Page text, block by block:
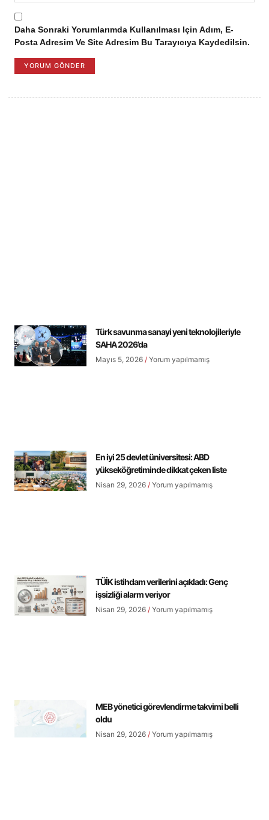
Daha Sonraki Yorumlarımda Kullanılması Için Adım, E-
Posta Adresim Ve Site Adresim Bu Tarayıcıya Kaydedilsin.
Türk savunma sanayi yeni teknolojileriyle
SAHA 2026’da
Mayıs 5, 2026 Yorum yapılmamış
En iyi 25 devlet üniversitesi: ABD
yükseköğretiminde dikkat çeken liste
Nisan 29, 2026 Yorum yapılmamış
TÜİK istihdam verilerini açıkladı: Genç
işsizliği alarm veriyor
Nisan 29, 2026 Yorum yapılmamış
MEB yönetici görevlendirme takvimi belli
oldu
Nisan 29, 2026 Yorum yapılmamış